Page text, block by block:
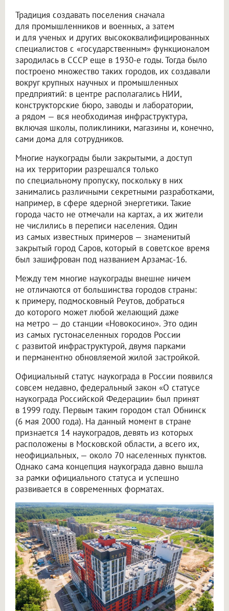
Традиция создавать поселения сначала
для промышленников и военных, а затем
и для ученых и других высококвалифицированных
специалистов с «государственным» функционалом
зародилась в СССР еще в 1930-е годы. Тогда было
построено множество таких городов, их создавали
вокруг крупных научных и промышленных
предприятий: в центре располагались НИИ,
конструкторские бюро, заводы и лаборатории,
а рядом — вся необходимая инфраструктура,
включая школы, поликлиники, магазины и, конечно,
сами дома для сотрудников.
Многие наукограды были закрытыми, а доступ
на их территории разрешался только
по специальному пропуску, поскольку в них
занимались различными секретными разработками,
например, в сфере ядерной энергетики. Такие
города часто не отмечали на картах, а их жители
не числились в переписи населения. Один
из самых известных примеров — знаменитый
закрытый город Саров, который в советское время
был зашифрован под названием Арзамас-16.
Между тем многие наукограды внешне ничем
не отличаются от большинства городов страны:
к примеру, подмосковный Реутов, добраться
до которого может любой желающий даже
на метро — до станции «Новокосино». Это один
из самых густонаселенных городов России
с развитой инфраструктурой, двумя парками
и перманентно обновляемой жилой застройкой.
Официальный статус наукограда в России появился
совсем недавно, федеральный закон «О статусе
наукограда Российской Федерации» был принят
в 1999 году. Первым таким городом стал Обнинск
(6 мая 2000 года). На данный момент в стране
признается 14 наукоградов, девять из которых
расположены в Московской области, а всего их,
неофициальных, — около 70 населенных пунктов.
Однако сама концепция наукограда давно вышла
за рамки официального статуса и успешно
развивается в современных форматах.